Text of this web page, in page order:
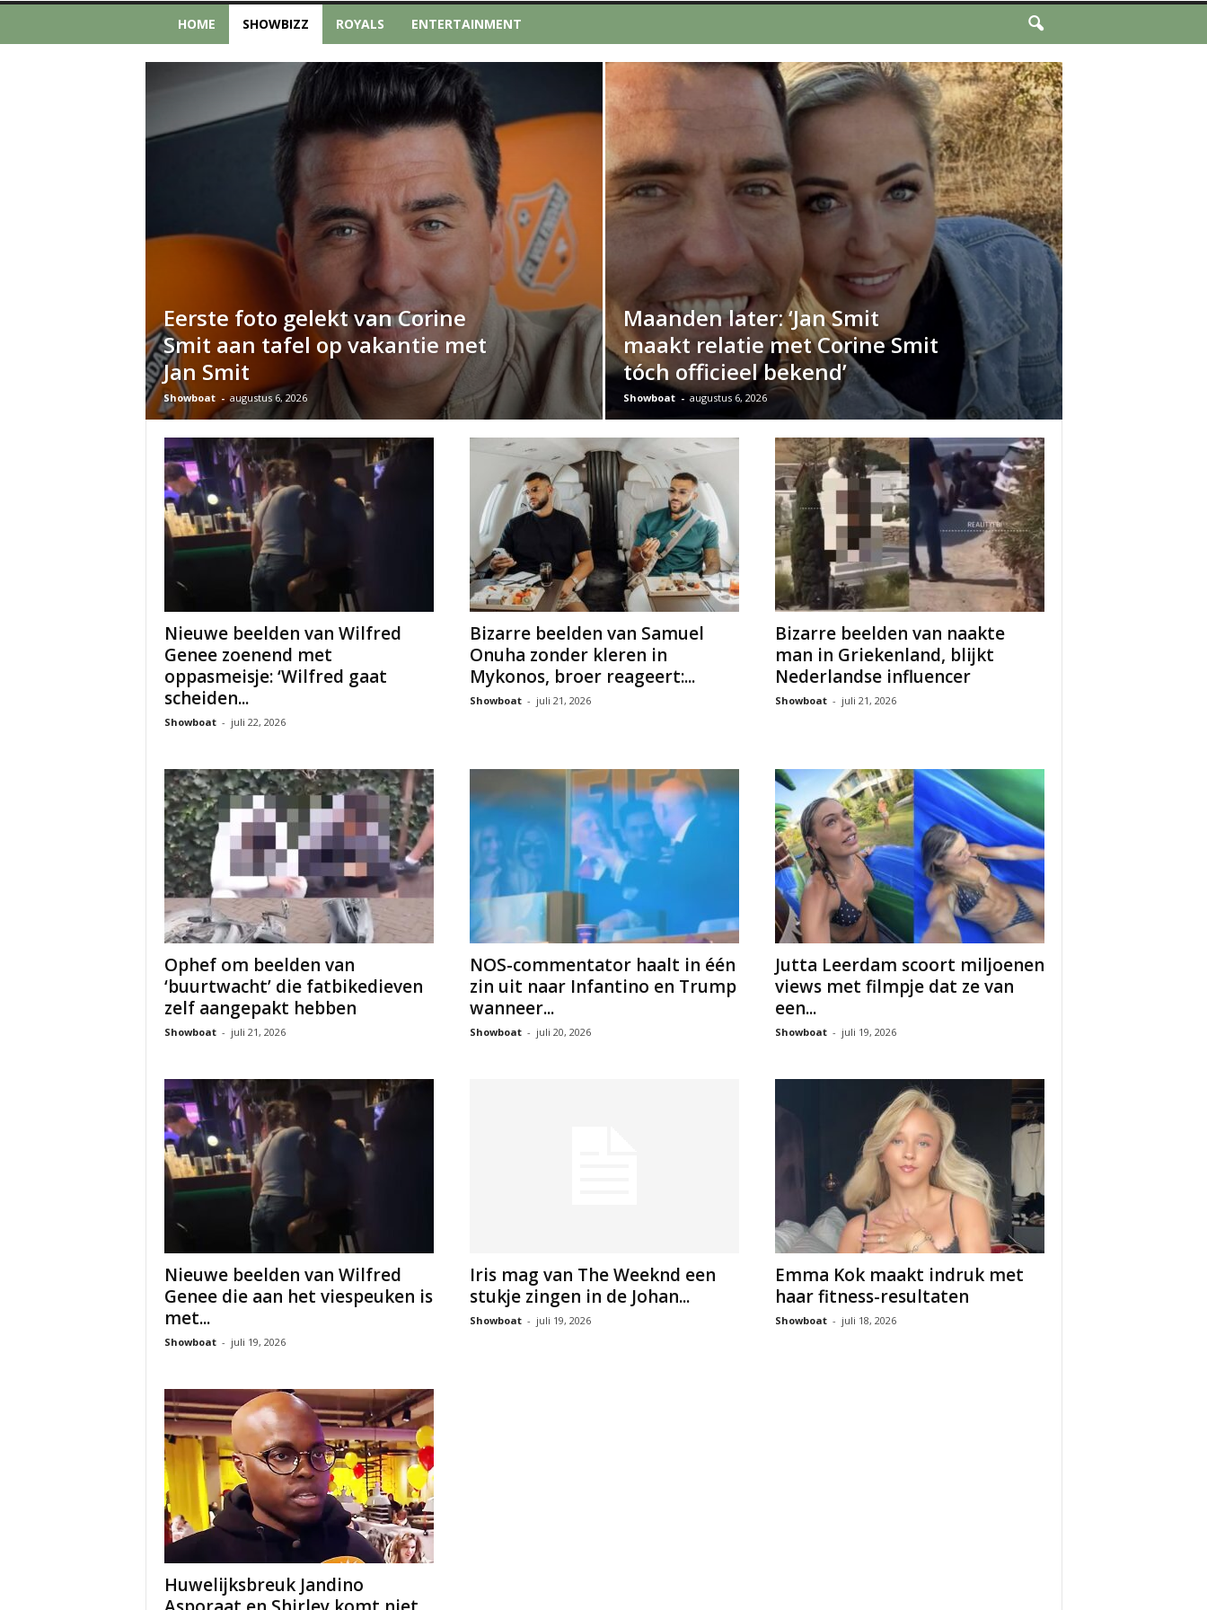
HOME SHOWBIZZ ROYALS ENTERTAINMENT
Eerste foto gelekt van Corine
Smit aan tafel op vakantie met
Jan Smit
Showboat - augustus 6, 2026
Maanden later: ‘Jan Smit
maakt relatie met Corine Smit
tóch officieel bekend’
Showboat - augustus 6, 2026
Nieuwe beelden van Wilfred
Genee zoenend met
oppasmeisje: ‘Wilfred gaat
scheiden...
Showboat - juli 22, 2026
Bizarre beelden van Samuel
Onuha zonder kleren in
Mykonos, broer reageert:...
Showboat - juli 21, 2026
Bizarre beelden van naakte
man in Griekenland, blijkt
Nederlandse influencer
Showboat - juli 21, 2026
Ophef om beelden van
‘buurtwacht’ die fatbikedieven
zelf aangepakt hebben
Showboat - juli 21, 2026
NOS-commentator haalt in één
zin uit naar Infantino en Trump
wanneer...
Showboat - juli 20, 2026
Jutta Leerdam scoort miljoenen
views met filmpje dat ze van
een...
Showboat - juli 19, 2026
Nieuwe beelden van Wilfred
Genee die aan het viespeuken is
met...
Showboat - juli 19, 2026
Iris mag van The Weeknd een
stukje zingen in de Johan...
Showboat - juli 19, 2026
Emma Kok maakt indruk met
haar fitness-resultaten
Showboat - juli 18, 2026
Huwelijksbreuk Jandino